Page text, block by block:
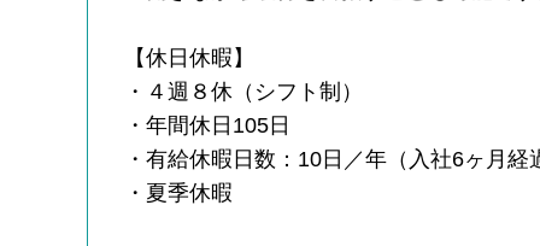
【休日休暇】
・４週８休（シフト制）
・年間休日105日
・有給休暇日数：10日／年（入社6ヶ月経
・夏季休暇